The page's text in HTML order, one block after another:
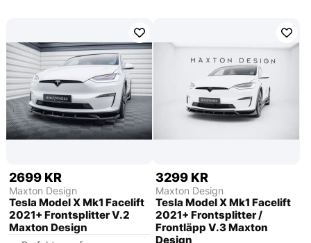
2699 KR
Maxton Design
Tesla Model X Mk1 Facelift
2021+ Frontsplitter V.2
Maxton Design
3299 KR
Maxton Design
Tesla Model X Mk1 Facelift
2021+ Frontsplitter /
Frontläpp V.3 Maxton
Design